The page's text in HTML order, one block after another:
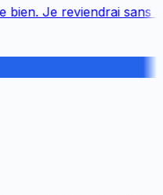
Je reviendrai sans